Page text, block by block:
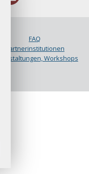
FAQ
Partnerinstitutionen
Workshops